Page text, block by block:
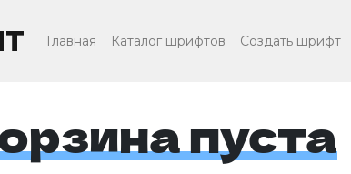
Главная Каталог шрифтов Создать шрифт
пуста